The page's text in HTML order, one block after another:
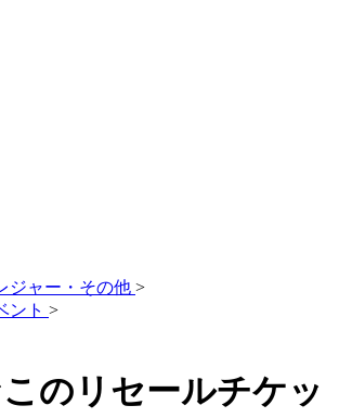
ジャー・その他 >
ント >
のリセールチケッ